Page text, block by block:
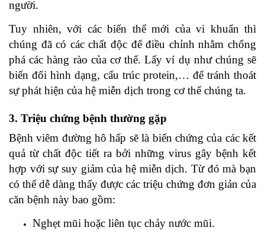
người.
Tuy nhiên, với các biến thể mới của vi khuẩn thì
chúng đã có các chất độc để điều chỉnh nhằm chống
phá các hàng rào của cơ thể. Lấy ví dụ như chúng sẽ
biến đổi hình dạng, cấu trúc protein,… để tránh thoát
sự phát hiện của hệ miễn dịch trong cơ thể chúng ta.
3. Triệu chứng bệnh thường gặp
Bệnh viêm đường hô hấp sẽ là biến chứng của các kết
quả từ chất độc tiết ra bởi những virus gây bệnh kết
hợp với sự suy giảm của hệ miễn dịch. Từ đó mà bạn
có thể dễ dàng thấy được các triệu chứng đơn giản của
căn bệnh này bao gồm:
Nghẹt mũi hoặc liên tục chảy nước mũi.